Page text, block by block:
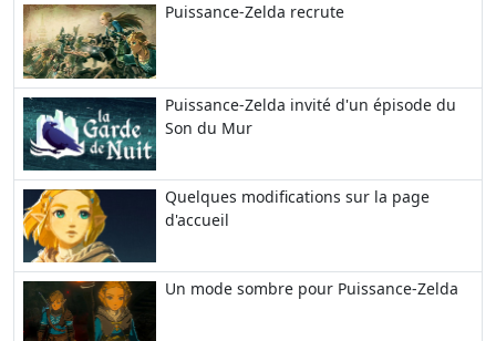
Puissance-Zelda recrute
Puissance-Zelda invité d'un épisode du
Son du Mur
Quelques modifications sur la page
d'accueil
Un mode sombre pour Puissance-Zelda